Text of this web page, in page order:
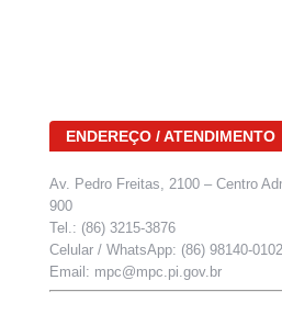
ENDEREÇO / ATENDIMENTO
Av. Pedro Freitas, 2100 – Centro
900
Tel.: (86) 3215-3876
Celular / WhatsApp: (86) 98140-0102
Email: mpc@mpc.pi.gov.br